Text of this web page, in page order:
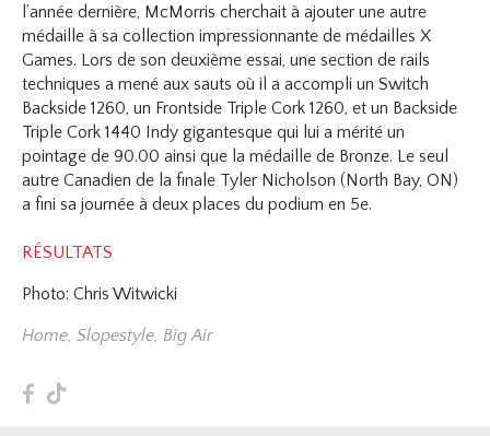
l’année dernière, McMorris cherchait à ajouter une autre
médaille à sa collection impressionnante de médailles X
Games. Lors de son deuxième essai, une section de rails
techniques a mené aux sauts où il a accompli un Switch
Backside 1260, un Frontside Triple Cork 1260, et un Backside
Triple Cork 1440 Indy gigantesque qui lui a mérité un
pointage de 90.00 ainsi que la médaille de Bronze. Le seul
autre Canadien de la finale Tyler Nicholson (North Bay, ON)
a fini sa journée à deux places du podium en 5e.
RÉSULTATS
​Photo: Chris Witwicki
Home,Slopestyle, Big Air
F T